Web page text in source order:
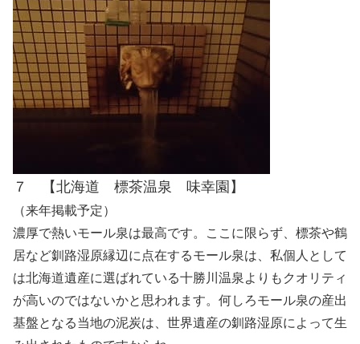
７ 【北海道 標茶温泉 味幸園】
（来年掲載予定）
濃厚で熱いモール泉は最高です。ここに限らず、標茶や鶴
居など釧路湿原縁辺に点在するモール泉は、私個人として
は北海道遺産に選ばれている十勝川温泉よりもクオリティ
が高いのではないかと思われます。何しろモール泉の産出
基盤となる当地の泥炭は、世界遺産の釧路湿原によって生